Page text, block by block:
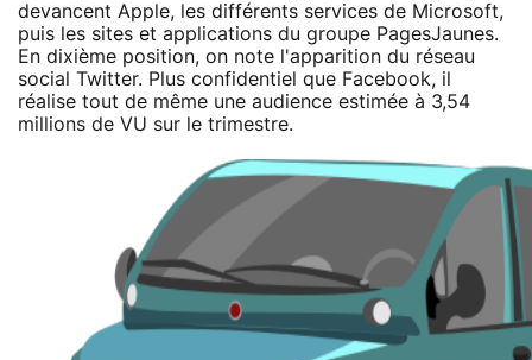
devancent Apple, les différents services de Microsoft,
puis les sites et applications du groupe PagesJaunes.
En dixième position, on note l'apparition du réseau
social Twitter. Plus confidentiel que Facebook, il
réalise tout de même une audience estimée à 3,54
millions de VU sur le trimestre.